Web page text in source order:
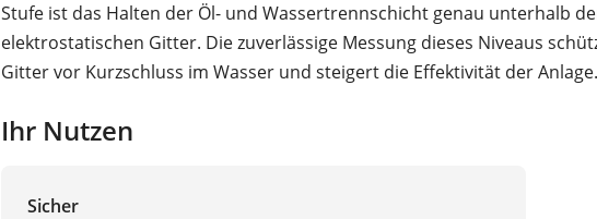
Stufe ist das Halten der Öl- und Wassertrennschicht genau unterhalb
elektrostatischen Gitter. Die zuverlässige Messung dieses Niveaus
Gitter vor Kurzschluss im Wasser und steigert die Effektivität der Anlage.
Ihr Nutzen
Sicher